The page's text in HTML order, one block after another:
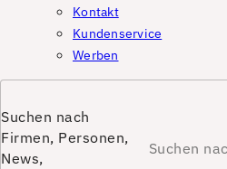
Kontakt
Kundenservice
Werben
Suchen nach
Firmen, Personen,
News,